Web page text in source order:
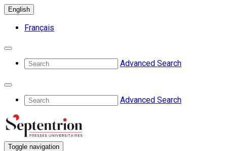
English
Français
Advanced Search
Advanced Search
Toggle navigation